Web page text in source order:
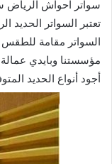
سواتر احواش الرياض
تعتبر السواتر الحديد
السواتر مقامة
مؤسستنا وبايدي
أجود أنواع الحديد